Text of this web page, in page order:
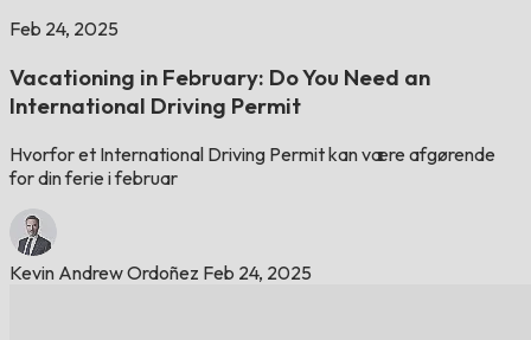
Feb 24, 2025
Vacationing in February: Do You Need an
International Driving Permit
Hvorfor et International Driving Permit kan være afgørende
for din ferie i februar
Kevin Andrew Ordoñez Feb 24, 2025